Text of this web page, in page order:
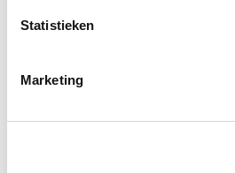
Statistieken
Marketing
Lees meer
Zorgwonen in een